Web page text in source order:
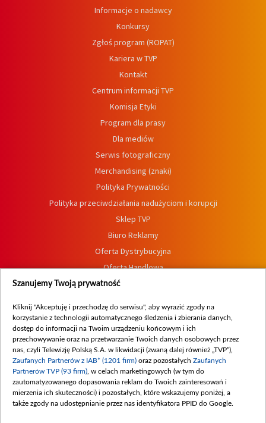
Informacje o nadawcy
Konkursy
Zgłoś program (ROPAT)
Kariera w TVP
Kontakt
Centrum informacji TVP
Komisja Etyki
Program dla prasy
Dla mediów
Serwis fotograficzny
Merchandising (znaki)
Polityka Prywatności
Polityka przeciwdziałania nadużyciom i korupcji
Sklep TVP
Biuro Reklamy
Oferta Dystrybucyjna
Oferta Handlowa
Dostępność
Procedura zgłoszeń wewnętrznych
Szanujemy Twoją prywatność
Kliknij "Akceptuję i przechodzę do serwisu", aby wyrazić zgody na
korzystanie z technologii automatycznego śledzenia i zbierania danych,
dostęp do informacji na Twoim urządzeniu końcowym i ich
przechowywanie oraz na przetwarzanie Twoich danych osobowych przez
nas, czyli Telewizję Polską S.A. w likwidacji (zwaną dalej również „TVP”),
Zaufanych Partnerów z IAB* (1201 firm) oraz pozostałych Zaufanych
Partnerów TVP (93 firm) , w celach marketingowych (w tym do
zautomatyzowanego dopasowania reklam do Twoich zainteresowań i
mierzenia ich skuteczności) i pozostałych, które wskazujemy poniżej, a
także zgody na udostępnianie przez nas identyfikatora PPID do Google.